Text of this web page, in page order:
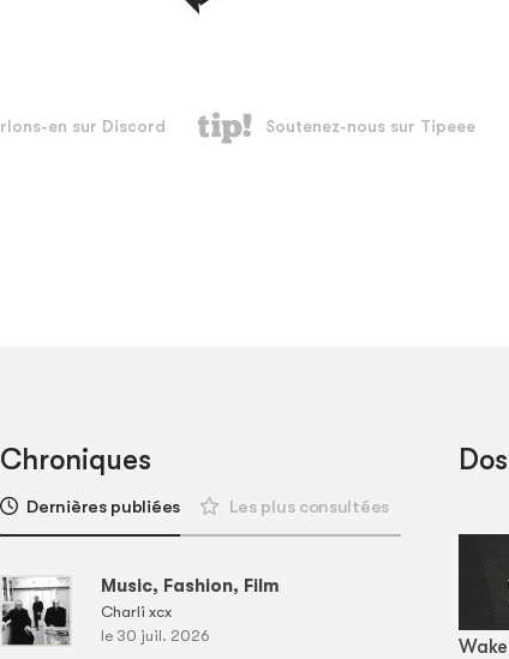
Chroniques
Dernières publiées Les plus consultées
Music, Fashion, Film
Charli xcx
le 30 juil. 2026